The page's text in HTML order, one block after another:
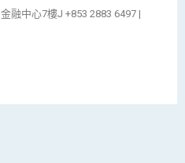
融中心7樓J +853 2883 6497 |